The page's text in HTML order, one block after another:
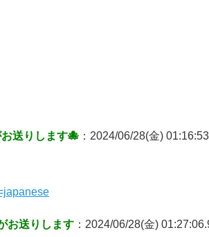
送りします🐙 ：2024/06/28(金)
お送りします ：2024/06/28(金)